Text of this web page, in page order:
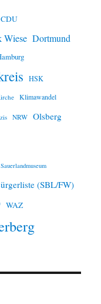
CDU
Wiese Dortmund
HSK
Klimawandel
NRW Olsberg
Sauerlandmuseum
(SBL/FW)
WAZ